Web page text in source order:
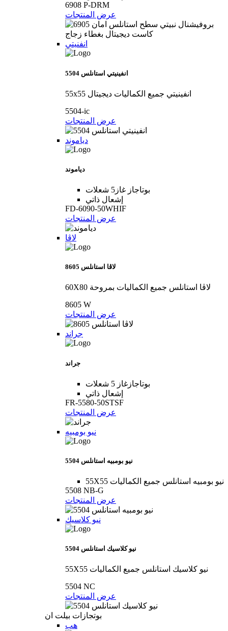
6908 P-DRM
عرض المنتجات
انفنيتي
5504 انفينيتي استانلس
55x55 انفينيتي جميع الكماليات ديجيتال
5504-ic
عرض المنتجات
دياموند
دياموند
بوتاجاز غاز5 شعلات
إشعال ذاتي
FD-6090-50WHIF
عرض المنتجات
لاڤا
8605 لاڤا استانلس
60X80 لاڤا استانلس جميع الكماليات بمروحة
8605 W
عرض المنتجات
جراند
جراند
بوتاجازغاز 5 شعلات
إشعال ذاتي
FR-5580-50STSF
عرض المنتجات
نيو بومبيه
5504 نيو بومبيه استانلس
55X55 نيو بومبيه استانلس جميع الكماليات
5508 NB-G
عرض المنتجات
نيو كلاسيك
5504 نيو كلاسيك استانلس
55X55 نيو كلاسيك استانلس جميع الكماليات
5504 NC
عرض المنتجات
بوتجازات بيلت ان
هب